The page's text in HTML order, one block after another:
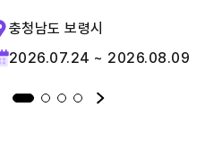
충청남도 보령시
2026.07.24 ~ 2026.08.09